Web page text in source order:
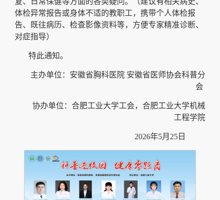
体检异常报告或身体不适的教职工，携带个人体检报
告、既往病历、检查影像资料等，方便专家精准诊断、
对症指导）
特此通知。
主办单位：安徽省胸科医院 安徽省医师协会科普分
会
协办单位：合肥工业大学工会，合肥工业大学机械
工程学院
2026年5月25日